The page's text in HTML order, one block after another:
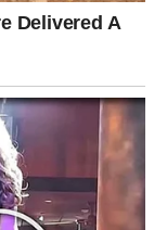
biti bez
DA SU